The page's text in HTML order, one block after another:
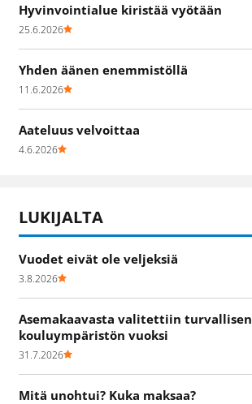
Hyvinvointialue kiristää vyötään
25.6.2026
Yhden äänen enemmistöllä
11.6.2026
Aateluus velvoittaa
4.6.2026
LUKIJALTA
Vuodet eivät ole veljeksiä
3.8.2026
Asemakaavasta valitettiin turvallisen
kouluympäristön vuoksi
31.7.2026
Mitä unohtui? Kuka maksaa?